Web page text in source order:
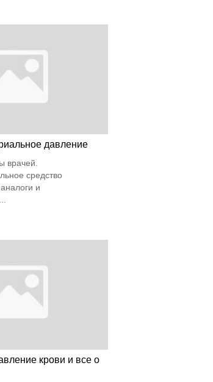
давление
врачей.
средство
и
крови и все о